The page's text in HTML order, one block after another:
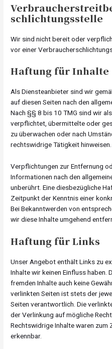
schlichtungs­stelle
Wir sind nicht bereit oder
vor einer
Haftung für Inhalte
Als Diensteanbieter sind wir
auf diesen Seiten nach den
Nach §§ 8 bis 10 TMG sind wir
verpflichtet, übermittelte oder
zu überwachen oder nach
rechtswidrige Tätigkeit hinweisen.
Verpflichtungen zur Entfernung
Informationen nach den
unberührt. Eine diesbezügliche
Zeitpunkt der Kenntnis einer
Bei Bekanntwerden von
wir diese Inhalte umgehend
Haftung für Links
Unser Angebot enthält Links zu
Inhalte wir keinen Einfluss haben.
fremden Inhalte auch keine
verlinkten Seiten ist stets der
Seiten verantwortlich. Die
der Verlinkung auf mögliche
Rechtswidrige Inhalte waren
erkennbar.